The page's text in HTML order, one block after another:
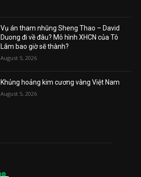
Vụ án tham nhũng Sheng Thao – David
Duong đi về đâu? Mô hình XHCN của Tô
Lâm bao giờ sẽ thành?
August 5, 2026
Khủng hoảng kim cương vàng Việt Nam
August 5, 2026